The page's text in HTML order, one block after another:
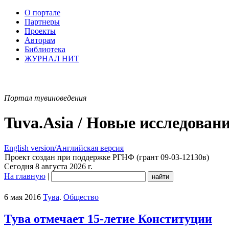
О портале
Партнеры
Проекты
Авторам
Библиотека
ЖУРНАЛ НИТ
Портал тувиноведения
Tuva.Asia / Новые
English version/Английская версия
Проект создан при поддержке РГНФ (грант 09-03-12130в)
Сегодня 8 августа 2026 г.
На главную |
6 мая 2016 Тува. Общество
Тува отмечает 15-летие Конституции